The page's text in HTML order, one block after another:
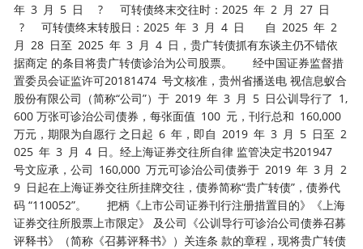
年 3 月 5 日 ? 可转债终末交往时：2025 年 2 月 27 日
? 可转债终末转股日：2025 年 3 月 4 日 自 2025 年 2
月 28 日至 2025 年 3 月 4 日，贵广转债抓有东谈主仍不错依
据商定 的条目将贵广转债诊治为公司股票。 经中国证券监督措
置委员会证监许可20181474 号文核准，贵州省播送电 视信息蚁合
股份有限公司（简称“公司”）于 2019 年 3 月 5 日公训导行了 1,
600 万张可诊治公司债券，每张面值 100 元，刊行总和 160,000
万元，期限为自愿行 之日起 6 年，即自 2019 年 3 月 5 日至 2
025 年 3 月 4 日。经上海证券交往所自律 监管决定书201947
号文应承，公司 160,000 万元可诊治公司债券于 2019 年 3 月 2
9 日起在上海证券交往所挂牌交往，债券简称“贵广转债”，债券代
码 “110052”。 把柄《上市公司证券刊行注册措置目的》《上海
证券交往所股票上市限定》 及公司《公训导行可诊治公司债券召募
评释书》（简称《召募评释书》）关连条 款的章程，现将贵广转债